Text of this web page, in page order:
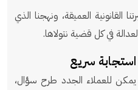
القانونية العميقة، ونهجنا الذي
في كل قضية نتولاها.
استجابة سريع
يمكن للعملاء الجدد طرح سؤال،